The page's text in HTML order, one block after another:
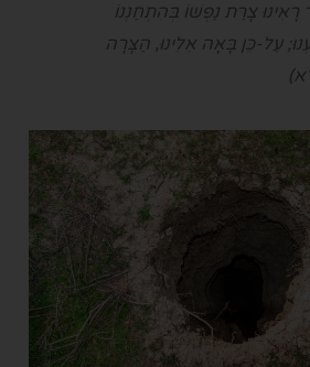
צָרַת נַפְשׁוֹ בְּהִתְחַנְנוֹ
עַל-כֵּן בָּאָה אֵלֵינוּ, הַצָּרָה